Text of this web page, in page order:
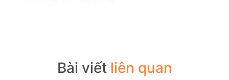
Bài viết liên quan